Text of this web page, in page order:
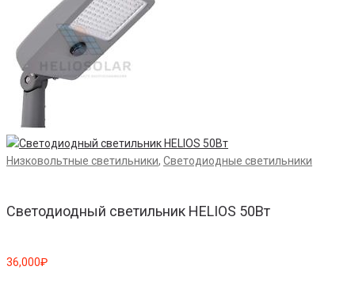
Низковольтные светильники, Светодиодные светильники
Светодиодный светильник HELIOS 50Вт
36,000₽